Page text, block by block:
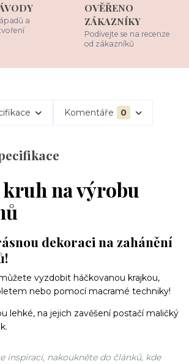
a
OVĚŘENO
ZÁKAZNÍKY
Podívejte se na recenze
od zákazníků
Komentáře 0
na výrobu
dekoraci na zahánění
vyzdobit háčkovanou krajkou,
nebo pomocí macramé techniky!
lehké, na jejich zavěšení postačí maličký
inspiraci, nakoukněte do článků, kde